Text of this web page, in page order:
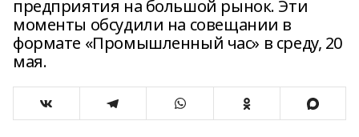
предприятия на большой рынок. Эти
моменты обсудили на совещании в
формате «Промышленный час» в среду, 20
мая.